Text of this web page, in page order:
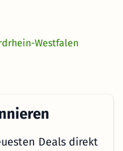
Westfalen
Deals direkt